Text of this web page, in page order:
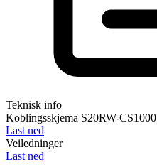
Teknisk info
Koblingsskjema S20RW-CS1000
Last ned
Veiledninger
Last ned